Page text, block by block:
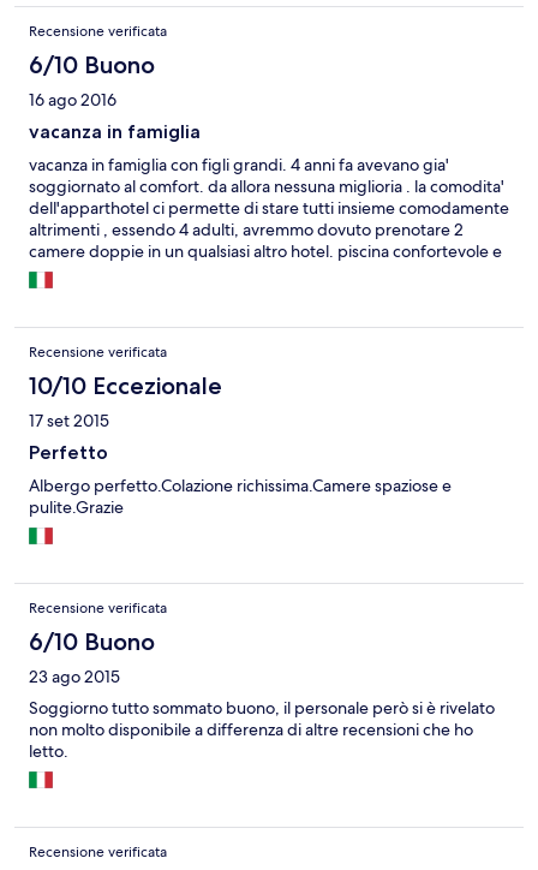
Recensione verificata
6/10 Buono
16 ago 2016
vacanza in famiglia
vacanza in famiglia con figli grandi. 4 anni fa avevano gia'
soggiornato al comfort. da allora nessuna miglioria . la comodita'
dell'apparthotel ci permette di stare tutti insieme comodamente
altrimenti , essendo 4 adulti, avremmo dovuto prenotare 2
camere doppie in un qualsiasi altro hotel. piscina confortevole e
ottimo wifi in tutto l' hotel . peccano colazione e pulizia appena
sufficienti. zona un po' defiltata dal centro ma
minuti a piedi.
Recensione verificata
10/10 Eccezionale
17 set 2015
Perfetto
Albergo perfetto.Colazione richissima.Camere spaziose e
pulite.Grazie
Recensione verificata
6/10 Buono
23 ago 2015
Soggiorno tutto sommato buono, il personale però si è rivelato
non molto disponibile a differenza di altre recensioni che ho
letto.
Recensione verificata